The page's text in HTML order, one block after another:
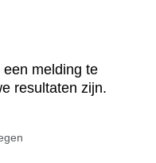
melding te
resultaten zijn.